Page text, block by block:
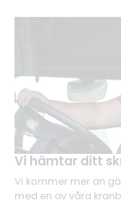
Vi hämtar ditt
Vi kommer mer än
med en av våra